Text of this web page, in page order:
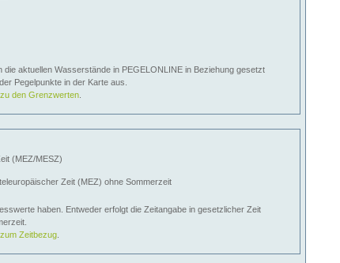
aktuellen Wasserstände in PEGELONLINE in Beziehung gesetzt
der Pegelpunkte in der Karte aus.
den Grenzwerten
(MEZ/MESZ)
Zeit (MEZ) ohne Sommerzeit
haben. Entweder erfolgt die Zeitangabe in gesetzlicher Zeit
Zeitbezug